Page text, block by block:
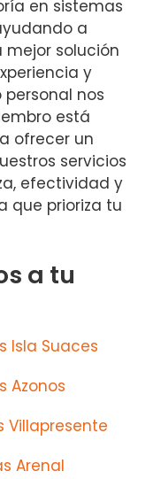
en sistemas
a
mejor solución
y
nos
está
ofrecer un
servicios
efectividad y
que prioriza tu
a tu
Isla Suaces
Azonos
Villapresente
Arenal